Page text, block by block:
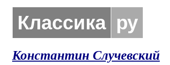
Классика ру
Константин Случевский